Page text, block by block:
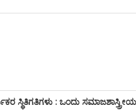
ಸ್ಥಿತಿಗತಿಗಳು : ಒಂದು